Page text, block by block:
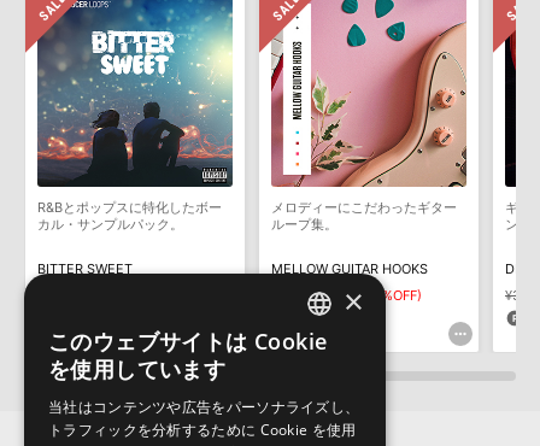
いただく必要がございます。
製品の購入手続き完了後、受注確認メールとシリアルナンバーをお
知らせするメールの2通が送信されます。メールに記載されており
ます説明に沿って、製品のダウンロード／導入を行って下さい。
サンプルパック製品には、原則として日本語版操作マニュアルをご
用意しておりません。ご購入後のご不明点や詳細に関するお問い合
わせなどは
テクニカルサポート
までご連絡ください。
デモソングは、製品収録サウンドを使ってできることを紹介するた
そのものをお使いいただくことはできません。また、デモソングを
構成する全てのサウンドが、サンプルパックに含まれていることを
ダウンロード製品という性質上、一切の返品・返金はお受け付け致
しかねます。
R&Bとポップスに特化したボー
カル・サンプルパック。
BITTER SWEET
メロディーにこだわったギター
ループ集。
MELLOW GUITAR HOOKS
¥4,169 ¥2,084(50%OFF)
104pt
ギタ
ンプ
ENGLISH
×
このウェブサイトは Cookie
を使用しています
当社はコンテンツや広告をパーソナライズし、
トラフィックを分析するために Cookie を使用